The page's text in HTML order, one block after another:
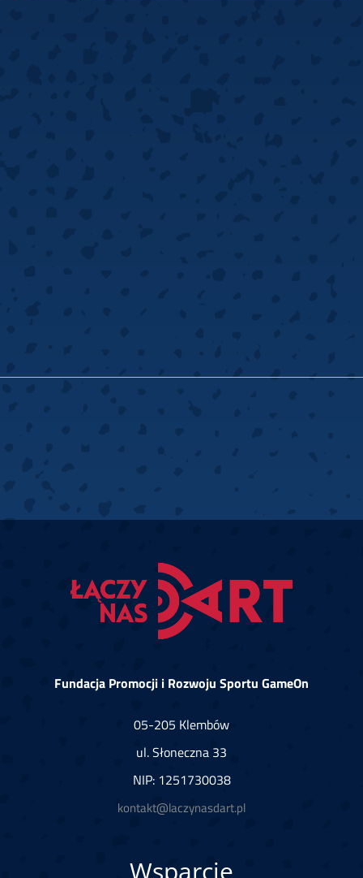
Fundacja Promocji i Rozwoju Sportu GameOn
05-205 Klembów
ul. Słoneczna 33
NIP: 1251730038
kontakt@laczynasdart.pl